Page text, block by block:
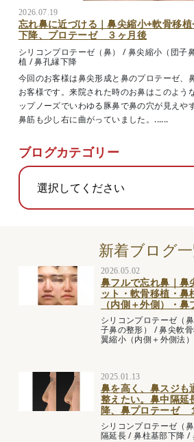
2026.07.19
忘れ鼻に近づける｜鼻尖縮小+軟骨移
下降、プロテーゼ ３ヶ月後
シリコンプロテーゼ（鼻） /鼻尖縮小（団子
植 /鼻孔縁下降
今回のお客様は鼻尖形成と鼻のプロテーゼ、
お客様です。来院された時のお鼻はこのよう
ップノーズでいわゆる豚鼻で鼻の穴が見えや
鼻筋も少し右に曲がっていました。......
ブログカテゴリー
新着ブログ
2026.05.02
鼻フルで忘れ鼻｜鼻
ット・軟骨移植・
（内側＋外側）・
シリコンプロテーゼ（鼻
子鼻の整形）
/鼻尖軟
翼縮小（内側＋外側法）
2025.01.13
鼻を高く、鼻スジも
整えたい。鼻中隔延
降、鼻プロテーゼ
シリコンプロテーゼ（鼻
隔延長/鼻柱基部下降 /